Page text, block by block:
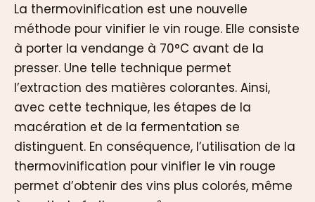
La thermovinification est une nouvelle
méthode pour vinifier le vin rouge. Elle consiste
à porter la vendange à 70°C avant de la
presser. Une telle technique permet
l’extraction des matières colorantes. Ainsi,
avec cette technique, les étapes de la
macération et de la fermentation se
distinguent. En conséquence, l’utilisation de la
thermovinification pour vinifier le vin rouge
permet d’obtenir des vins plus colorés, même